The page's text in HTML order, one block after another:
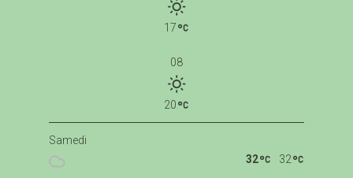
17
08
20
Samedi
32
32